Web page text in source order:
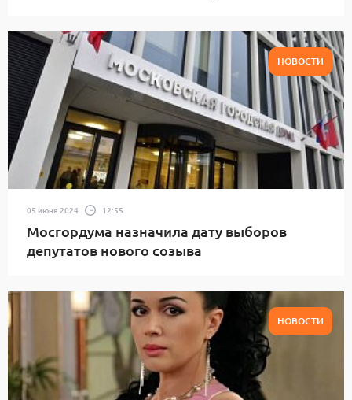
НОВОСТИ
05 июня 2024 12:55
Мосгордума назначила дату выборов
депутатов нового созыва
НОВОСТИ